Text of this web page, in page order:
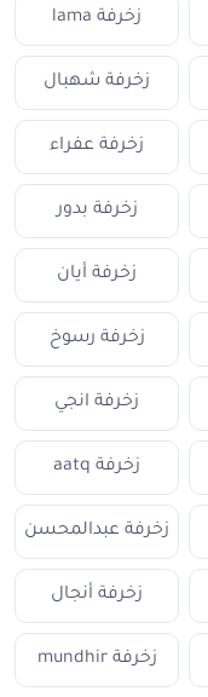
زخرفة lama
زخرفة شهبال
زخرفة عفراء
زخرفة بدور
زخرفة أيان
زخرفة رسوخ
زخرفة انجي
زخرفة aatq
زخرفة عبدالمحسن
زخرفة أنجال
زخرفة mundhir